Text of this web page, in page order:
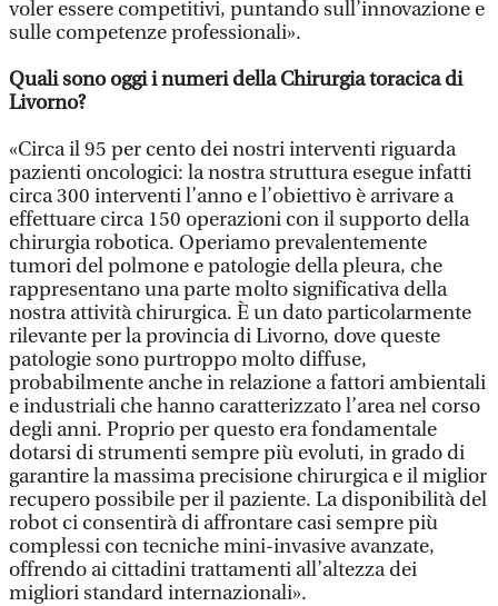
voler essere competitivi, puntando sull’innovazione e
sulle competenze professionali».
Quali sono oggi i numeri della Chirurgia toracica di
Livorno?
«Circa il 95 per cento dei nostri interventi riguarda
pazienti oncologici: la nostra struttura esegue infatti
circa 300 interventi l’anno e l’obiettivo è arrivare a
effettuare circa 150 operazioni con il supporto della
chirurgia robotica. Operiamo prevalentemente
tumori del polmone e patologie della pleura, che
rappresentano una parte molto significativa della
nostra attività chirurgica. È un dato particolarmente
rilevante per la provincia di Livorno, dove queste
patologie sono purtroppo molto diffuse,
probabilmente anche in relazione a fattori ambientali
e industriali che hanno caratterizzato l’area nel corso
degli anni. Proprio per questo era fondamentale
dotarsi di strumenti sempre più evoluti, in grado di
garantire la massima precisione chirurgica e il miglior
recupero possibile per il paziente. La disponibilità del
robot ci consentirà di affrontare casi sempre più
complessi con tecniche mini-invasive avanzate,
offrendo ai cittadini trattamenti all’altezza dei
migliori standard internazionali».